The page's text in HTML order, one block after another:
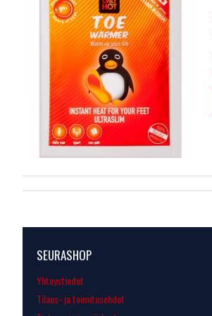
SEURASHOP
Yhteystiedot
Tilaus- ja toimitusehdot